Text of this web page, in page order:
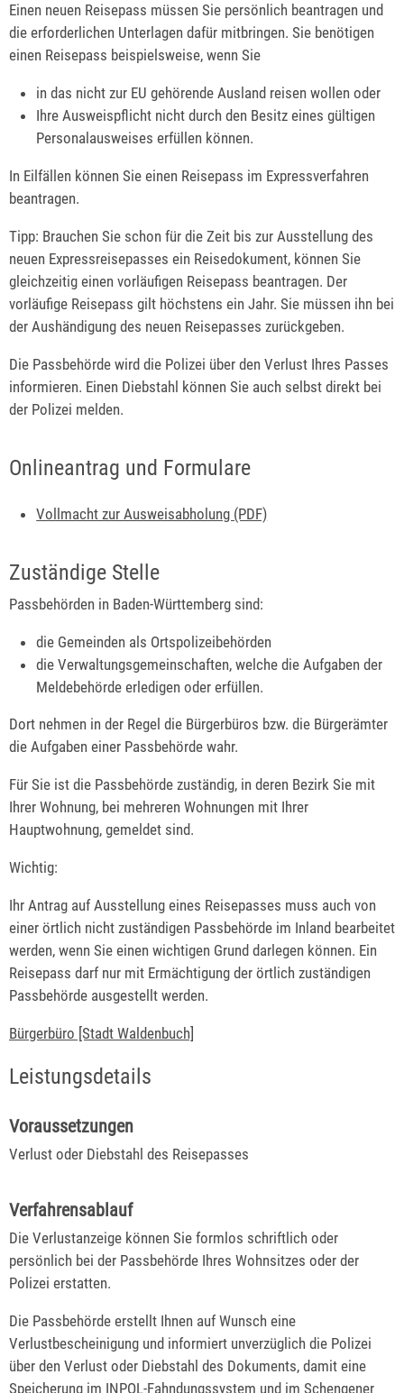
Einen neuen Reisepass müssen Sie persönlich beantragen und
die erforderlichen Unterlagen dafür mitbringen. Sie benötigen
einen Reisepass beispielsweise, wenn Sie
in das nicht zur EU gehörende Ausland reisen wollen oder
Ihre Ausweispflicht nicht durch den Besitz eines gültigen
Personalausweises erfüllen können.
In Eilfällen können Sie einen Reisepass im Expressverfahren
beantragen.
Tipp: Brauchen Sie schon für die Zeit bis zur Ausstellung des
neuen Expressreisepasses ein Reisedokument, können Sie
gleichzeitig einen vorläufigen Reisepass beantragen. Der
vorläufige Reisepass gilt höchstens ein Jahr. Sie müssen ihn bei
der Aushändigung des neuen Reisepasses zurückgeben.
Die Passbehörde wird die Polizei über den Verlust Ihres Passes
informieren. Einen Diebstahl können Sie auch selbst direkt bei
der Polizei melden.
Onlineantrag und Formulare
Vollmacht zur Ausweisabholung (PDF)
Zuständige Stelle
Passbehörden in Baden-Württemberg sind:
die Gemeinden als Ortspolizeibehörden
die Verwaltungsgemeinschaften, welche die Aufgaben der
Meldebehörde erledigen oder erfüllen.
Dort nehmen in der Regel die Bürgerbüros bzw. die Bürgerämter
die Aufgaben einer Passbehörde wahr.
Für Sie ist die Passbehörde zuständig, in deren Bezirk Sie mit
Ihrer Wohnung, bei mehreren Wohnungen mit Ihrer
Hauptwohnung, gemeldet sind.
Wichtig:
Ihr Antrag auf Ausstellung eines Reisepasses muss auch von
einer örtlich nicht zuständigen Passbehörde im Inland bearbeitet
werden, wenn Sie einen wichtigen Grund darlegen können. Ein
Reisepass darf nur mit Ermächtigung der örtlich zuständigen
Passbehörde ausgestellt werden.
Bürgerbüro [Stadt Waldenbuch]
Leistungsdetails
Voraussetzungen
Verlust oder Diebstahl des Reisepasses
Verfahrensablauf
Die Verlustanzeige können Sie formlos schriftlich oder
persönlich bei der Passbehörde Ihres Wohnsitzes oder der
Polizei erstatten.
Die Passbehörde erstellt Ihnen auf Wunsch eine
Verlustbescheinigung und informiert unverzüglich die Polizei
über den Verlust oder Diebstahl des Dokuments, damit eine
Speicherung im INPOL-Fahndungssystem und im Schengener